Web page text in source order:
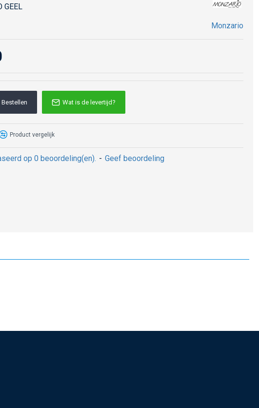
GEEL
Monzario
op 0 beoordeling(en). - Geef beoordeling
Bestellen Wat is de levertijd?
Product vergelijk